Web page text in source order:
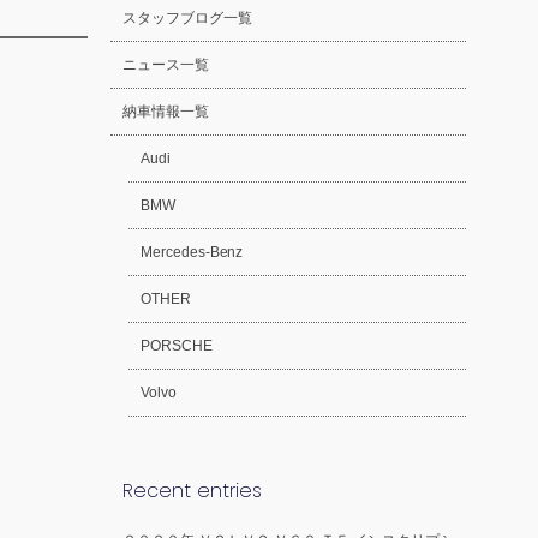
スタッフブログ一覧
ニュース一覧
納車情報一覧
Audi
BMW
Mercedes-Benz
OTHER
PORSCHE
Volvo
Recent entries